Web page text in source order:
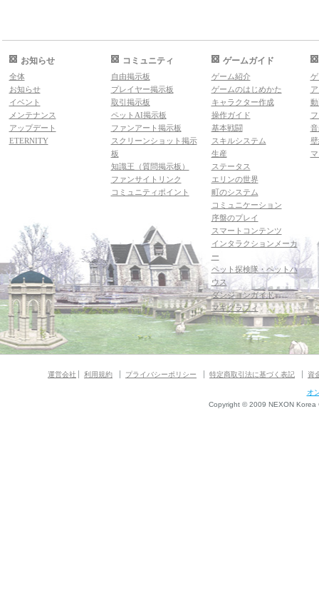
お知らせ
全体
お知らせ
イベント
メンテナンス
アップデート
ETERNITY
コミュニティ
自由掲示板
プレイヤー掲示板
取引掲示板
ペットAI掲示板
ファンアート掲示板
スクリーンショット掲示
板
知識王（質問掲示板）
ファンサイトリンク
コミュニティポイント
ゲームガイド
ゲーム紹介
ゲームのはじめかた
キャラクター作成
操作ガイド
基本戦闘
スキルシステム
生産
ステータス
エリンの世界
町のシステム
コミュニケーション
序盤のプレイ
スマートコンテンツ
インタラクションメーカ
ー
ペット探検隊・ペットハ
ウス
ダンジョンガイド
マギグラフィ
運営会社 利用規約 プライバシーポリシー 特定商取引法に基づく表記 資
オ
Copyright © 2009 NEXON Korea